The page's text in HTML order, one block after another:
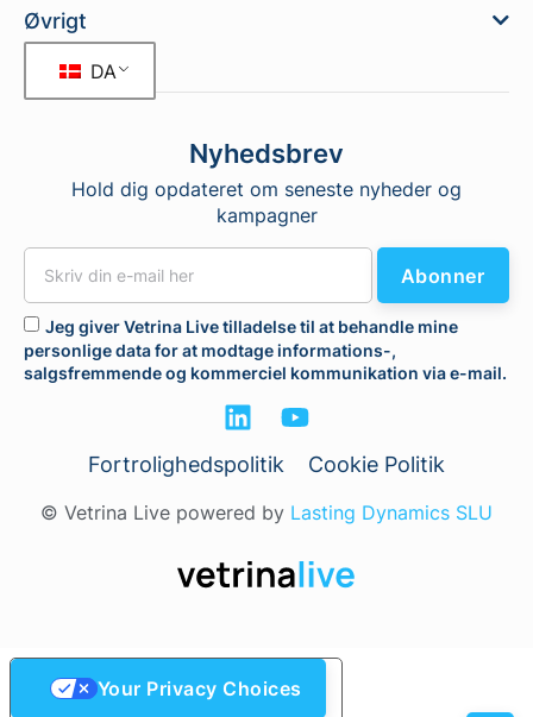
Øvrigt
DA
Nyhedsbrev
Hold dig opdateret om seneste nyheder og
kampagner
Jeg giver Vetrina Live tilladelse til at behandle mine
personlige data for at modtage informations-,
salgsfremmende og kommerciel kommunikation via e-mail.
Abonner
Fortrolighedspolitik Cookie Politik
© Vetrina Live powered by Lasting Dynamics SLU
Your Privacy Choices